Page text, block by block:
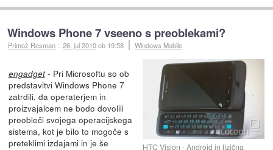
Windows Phone 7 vseeno s preoblekami?
Primož Resman ::26. jul 2010ob 19:58 Windows Mobile
HTC Vision - Android in fizična
engadget- Pri Microsoftu so ob
predstavitvi Windows Phone 7
zatrdili, da operaterjem in
proizvajalcem ne bodo dovolili
preobleči svojega operacijskega
sistema, kot je bilo to mogoče s
preteklimi izdajami in je še